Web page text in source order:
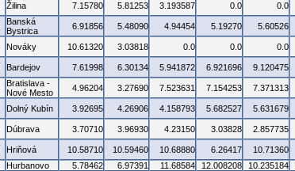
Žilina 7.15780 5.81253 3.193587 0.0 0.0
Banská
Bystrica
6.91856 5.48090 4.94454 5.19270 5.60526
Nováky 10.61320 3.03818 0.0 0.0 0.0
Bardejov 7.61998 6.30134 5.941872 6.921696 9.120475
Bratislava -
Nové Mesto
4.96204 3.27690 7.523631 7.154253 7.371313
Dolný Kubín 3.92695 4.26906 4.158793 5.682527 5.631679
Dúbrava 3.70710 3.96930 4.23150 3.03828 2.857735
Hriňová 10.58710 10.59460 10.68880 6.26417 10.71360
Hurbanovo 5.78462 6.97391 11.68584 12.008208 10.235184